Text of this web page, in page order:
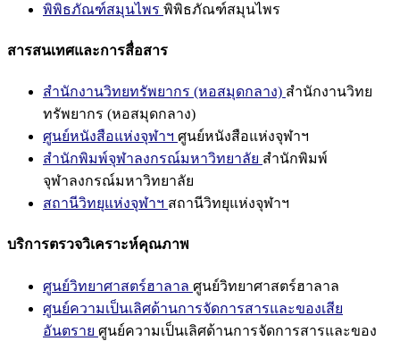
พิพิธภัณฑ์สมุนไพร พิพิธภัณฑ์สมุนไพร
สารสนเทศและการสื่อสาร
สำนักงานวิทยทรัพยากร (หอสมุดกลาง) สำนักงานวิทย
ทรัพยากร (หอสมุดกลาง)
ศูนย์หนังสือแห่งจุฬาฯ ศูนย์หนังสือแห่งจุฬาฯ
สำนักพิมพ์จุฬาลงกรณ์มหาวิทยาลัย สำนักพิมพ์
จุฬาลงกรณ์มหาวิทยาลัย
สถานีวิทยุแห่งจุฬาฯ สถานีวิทยุแห่งจุฬาฯ
บริการตรวจวิเคราะห์คุณภาพ
ศูนย์วิทยาศาสตร์ฮาลาล ศูนย์วิทยาศาสตร์ฮาลาล
ศูนย์ความเป็นเลิศด้านการจัดการสารและของเสีย
อันตราย ศูนย์ความเป็นเลิศด้านการจัดการสารและของ